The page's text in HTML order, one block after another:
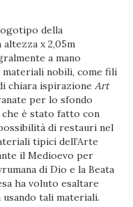
della
altezza x 2,05m
a mano
materiali nobili, come fili
chiara ispirazioneArt
per lo sfondo
che è stato fatto con
di restauri nel
tipici dell’Arte
il Medioevo per
di Dio e la Beata
ha voluto esaltare
usando tali materiali.